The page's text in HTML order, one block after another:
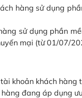
hàng sử dụng
sử dụng phần
mại (từ 01/07/
khoản khách hàng
đang áp dụng